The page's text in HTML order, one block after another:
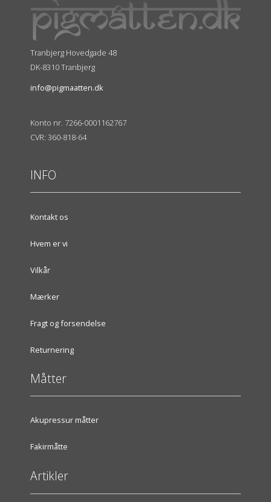
Tranbjerg Hovedgade 48
DK-8310 Tranbjerg
info@pigmaatten.dk
Konto nr. 7266-0001162767
CVR: 360-818-64
INFO
Kontakt os
Hvem er vi
Vilkår
Mærker
Fragt og forsendelse
Returnering
Måtter
Akupressur måtter
Fakirmåtte
Artikler